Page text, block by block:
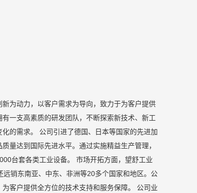
为动力，以客户需求为导向，致力于为客户提供
一支高素质的研发团队，不断探索新技术、新工
的需求。 公司引进了德国、日本等国家的先进加
量达到国际先进水平。通过实施精益生产管理，
台套各类工业设备。 市场开拓方面，望舒工业
销东南亚、中东、非洲等20多个国家和地区。公
客户提供全方位的技术支持和服务保障。 公司业